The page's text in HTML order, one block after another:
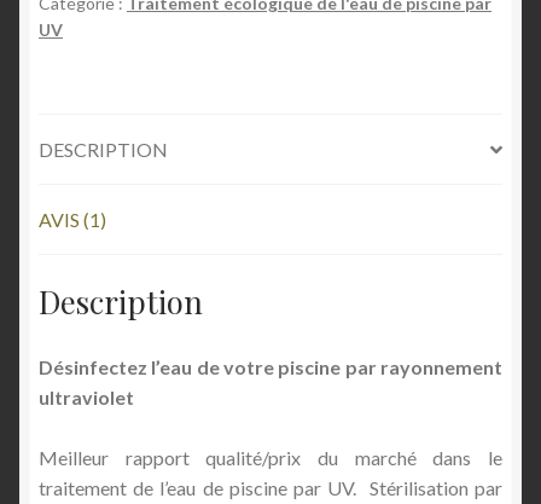
BASÉ SUR
NOTATION
UV
DESCRIPTION
AVIS (1)
Description
Désinfectez l’eau de votre piscine par rayonnement
ultraviolet
Meilleur rapport qualité/prix du marché dans le
traitement de l’eau de piscine par UV. Stérilisation par